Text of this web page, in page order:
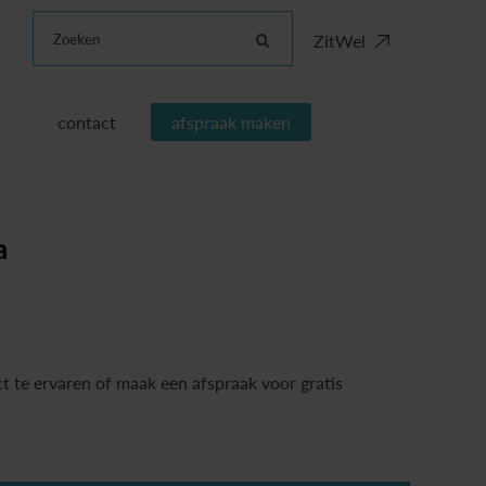
Zoeken ZitWel
contact afspraak maken
te ervaren of maak een afspraak voor gratis